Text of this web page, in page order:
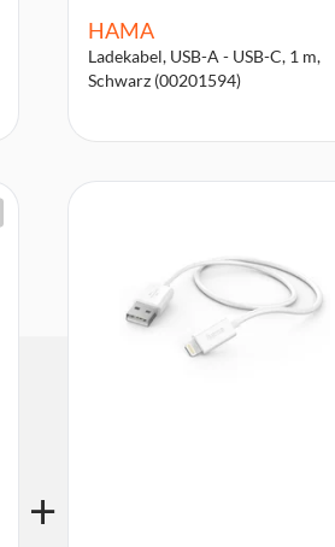
HAMA
Ladekabel, USB-A - USB-C, 1 m,
Schwarz (00201594)